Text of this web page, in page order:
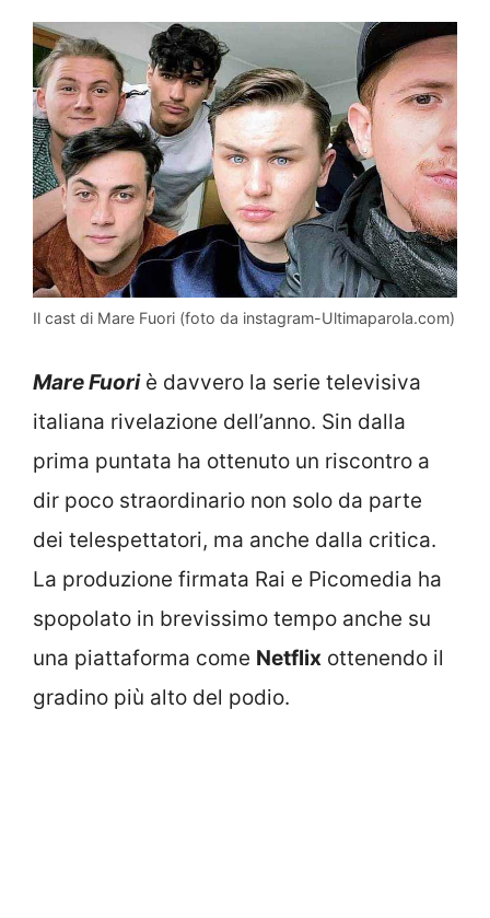
Il cast di Mare Fuori (foto da instagram-Ultimaparola.com)
Mare Fuoriè davvero la serie televisiva
italiana rivelazione dell’anno. Sin dalla
prima puntata ha ottenuto un riscontro a
dir poco straordinario non solo da parte
dei telespettatori, ma anche dalla critica.
La produzione firmata Rai e Picomedia ha
spopolato in brevissimo tempo anche su
una piattaforma come Netflix ottenendo il
gradino più alto del podio.